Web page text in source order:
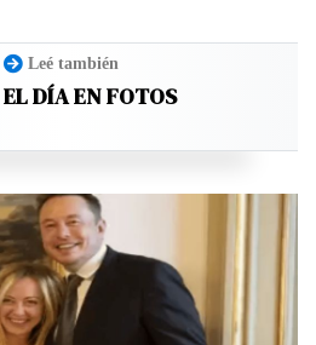
Leé también
EL DÍA EN FOTOS